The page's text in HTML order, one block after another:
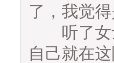
了，我觉
听了女士
自己就在